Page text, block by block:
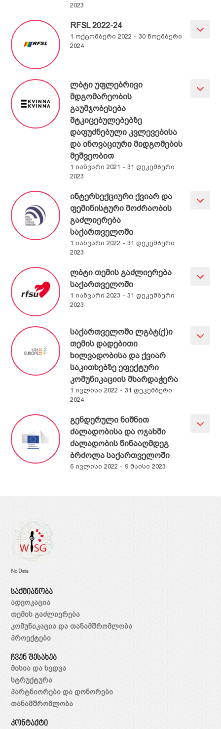
კომუნიკაცია და
თანამშრომლობა
პოლიტიკის
დოკუმენტი
სამართლებრივი
დოკუმენტი
ვიდეოთეკა
ფემინისტური
კონტაქტი
2023
RFSL 2022-24
1 ოქტომბერი 2022 - 30 ნოემბერი
2024
ლბტი უფლებრივი
მდგომარეობის
გაუმჯობესება
მტკიცებულებებზე
დაფუძნებული კვლევებისა
და ინოვაციური მიდგომების
მეშვეობით
1 იანვარი 2021 - 31 დეკემბერი
2023
ინტერსექციური ქვიარ და
ფემინისტური მოძრაობის
გაძლიერება
საქართველოში
1 იანვარი 2022 - 31 დეკემბერი
2023
ლბტი თემის გაძლიერება
საქართველოში
1 იანვარი 2023 - 31 დეკემბერი
2023
საქართველოში ლგბტ(ქ)ი
თემის დადებითი
ხილვადობისა და ქვიარ
საკითხებზე ეფექტური
კომუნიკაციის მხარდაჭერა
1 ივლისი 2022 - 31 დეკემბერი
2024
გენდერული ნიშნით
ძალადობისა და ოჯახში
ძალადობის წინააღმდეგ
ბრძოლა საქართველოში
6 ივლისი 2022 - 9 მაისი 2023
No Data
საქმიანობა
ადვოკაცია
თემის გაძლიერება
კომუნიკაცია და თანამშრომლობა
პროექტები
ჩვენ შესახებ
მისია და ხედვა
სტრუქტურა
პარტნიორები და დონორები
თანამშრომლობა
კონტაქტი